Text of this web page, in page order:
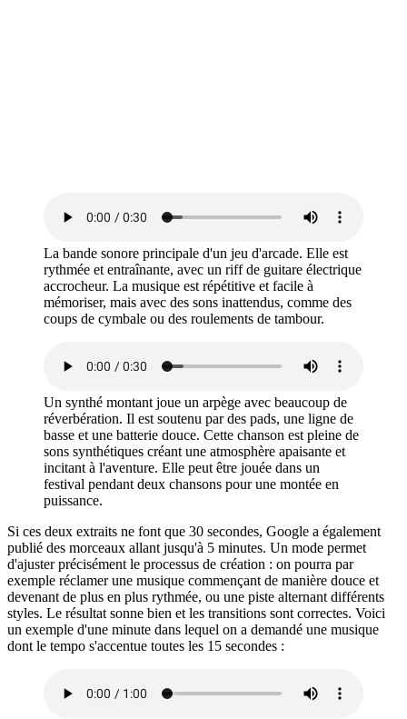
La bande sonore principale d'un jeu d'arcade. Elle est
rythmée et entraînante, avec un riff de guitare électrique
accrocheur. La musique est répétitive et facile à
mémoriser, mais avec des sons inattendus, comme des
coups de cymbale ou des roulements de tambour.
Un synthé montant joue un arpège avec beaucoup de
réverbération. Il est soutenu par des pads, une ligne de
basse et une batterie douce. Cette chanson est pleine de
sons synthétiques créant une atmosphère apaisante et
incitant à l'aventure. Elle peut être jouée dans un
festival pendant deux chansons pour une montée en
puissance.
Si ces deux extraits ne font que 30 secondes, Google a également
publié des morceaux allant jusqu'à 5 minutes. Un mode permet
d'ajuster précisément le processus de création : on pourra par
exemple réclamer une musique commençant de manière douce et
devenant de plus en plus rythmée, ou une piste alternant différents
styles. Le résultat sonne bien et les transitions sont correctes. Voici
un exemple d'une minute dans lequel on a demandé une musique
dont le tempo s'accentue toutes les 15 secondes :